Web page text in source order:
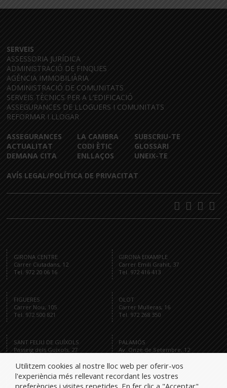
SERVEIS
ASSESSORIA JURÍDICA
ADMINISTRACIÓ DE FINQUES
AGÈNCIA IMMOBILIÀRIA
ADMINISTRACIÓ DE COMUNITATS
SERVEIS TÈCNICS PER A L’EDIFICACIÓ
ASSEGURANCES DE LLOGUERS I COMUNITATS
REFORMAR I LLOGAR
ASSEGURANCES
ACTUALITAT
DEMANA CITA
LA CAMBRA
CODI ÈTIC
ENLLAÇOS
SUBSCRIU-TE
GLOSSARI
UNEIX-TE
AVÍS LEGAL/POLÍTICA DE PRIVACITAT
GIRONA CENTRE
Carrer Ciutadans, 12
Tel. 972 20 06 16
GIRONA EIXAMPLE
Carrer Emili Grahit, 37
Tel. 972 416 413
FIGUERES
Carrer Nou, 105
Tel. 972 500 821
OLOT
Carrer Mulleras, 16
Tel. 972 268 350
SANT FELIU DE GUÍXOLS
Passeig dels Guíxols, 27
PALAMÓS
Av. Onze de Setembre, 12
Utilitzem cookies al nostre lloc web per oferir-vos
l'experiència més rellevant recordant les vostres
preferències i visites repetides. En fer clic a "Acceptar",